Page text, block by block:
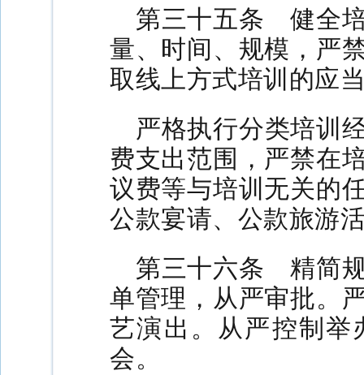
第三十五条 健全
量、时间、规模，严
取线上方式培训的应
严格执行分类培训
费支出范围，严禁在
议费等与培训无关的
公款宴请、公款旅游
第三十六条 精简
单管理，从严审批。
艺演出。从严控制
会。